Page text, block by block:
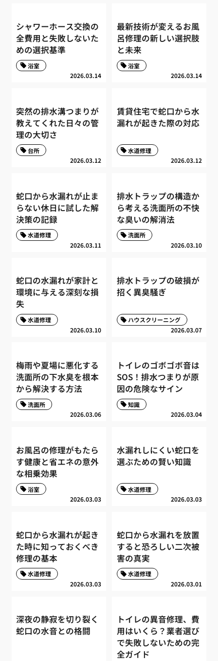
シャワーホース交換の
全費用と失敗しないた
めの選択基準
2026.03.14
浴室
最新技術が変えるお風
呂修理の新しい選択肢
と未来
2026.03.14
浴室
突然の排水溝つまりが
教えてくれた日々の管
理の大切さ
2026.03.12
台所
賃貸住宅で蛇口から水
漏れが起きた際の対応
2026.03.12
水道修理
蛇口から水漏れが止ま
らない休日に試した解
決策の記録
2026.03.11
水道修理
排水トラップの構造か
ら考える洗面所の不快
な臭いの解消法
2026.03.10
洗面所
蛇口の水漏れが家計と
環境に与える深刻な損
失
2026.03.10
水道修理
排水トラップの破損が
招く異臭騒ぎ
2026.03.07
ハウスクリーニング
梅雨や夏場に悪化する
洗面所の下水臭を根本
から解決する方法
2026.03.06
洗面所
トイレのゴボゴボ音は
SOS！排水つまりが原
因の危険なサイン
2026.03.04
知識
お風呂の修理がもたら
す健康と省エネの意外
な相乗効果
2026.03.03
浴室
水漏れしにくい蛇口を
選ぶための賢い知識
2026.03.03
水道修理
蛇口から水漏れが起き
た時に知っておくべき
修理の基本
2026.03.03
水道修理
蛇口から水漏れを放置
すると恐ろしい二次被
害の真実
2026.03.01
水道修理
深夜の静寂を切り裂く
蛇口の水音との格闘
トイレの異音修理、費
用はいくら？業者選び
で失敗しないための完
全ガイド